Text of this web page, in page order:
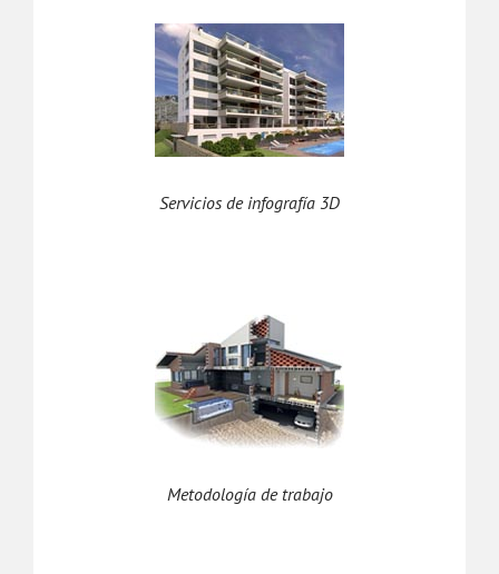
Servicios de infografía 3D
Metodología de trabajo